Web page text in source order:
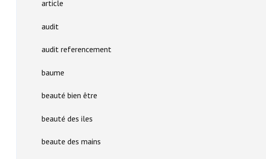
article
audit
audit referencement
baume
beauté bien être
beauté des iles
beaute des mains